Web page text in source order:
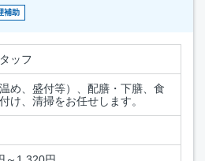
補助
ッフ
め、盛付等）、配膳・下膳、食
け、清掃をお任せします。